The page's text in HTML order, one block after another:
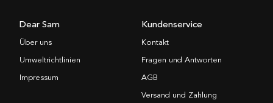
Dear Sam
Über uns
Umweltrichtlinien
Impressum
Kundenservice
Kontakt
Fragen und Antworten
AGB
Versand und Zahlung